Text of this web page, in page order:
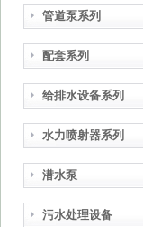
管道泵系列
配套系列
给排水设备系列
水力喷射器系列
潜水泵
污水处理设备